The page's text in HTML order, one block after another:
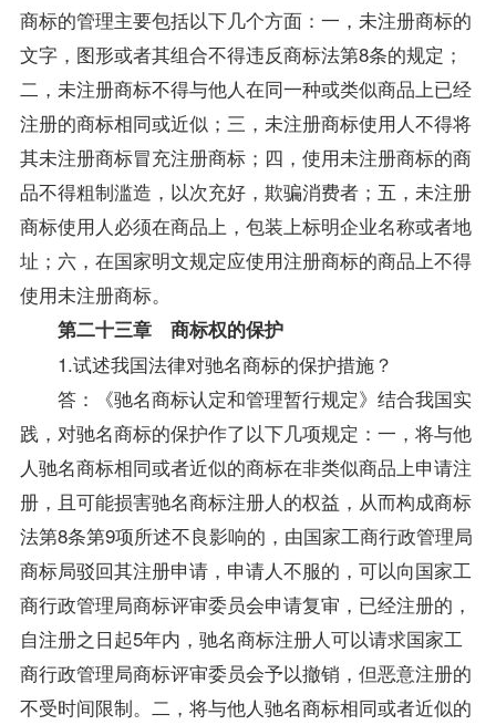
商标的管理主要包括以下几个方面：一，未注册商标的
文字，图形或者其组合不得违反商标法第8条的规定；
二，未注册商标不得与他人在同一种或类似商品上已经
注册的商标相同或近似；三，未注册商标使用人不得将
其未注册商标冒充注册商标；四，使用未注册商标的商
品不得粗制滥造，以次充好，欺骗消费者；五，未注册
商标使用人必须在商品上，包装上标明企业名称或者地
址；六，在国家明文规定应使用注册商标的商品上不得
使用未注册商标。
第二十三章 商标权的保护
1.试述我国法律对驰名商标的保护措施？
答：《驰名商标认定和管理暂行规定》结合我国实
践，对驰名商标的保护作了以下几项规定：一，将与他
人驰名商标相同或者近似的商标在非类似商品上申请注
册，且可能损害驰名商标注册人的权益，从而构成商标
法第8条第9项所述不良影响的，由国家工商行政管理局
商标局驳回其注册申请，申请人不服的，可以向国家工
商行政管理局商标评审委员会申请复审，已经注册的，
自注册之日起5年内，驰名商标注册人可以请求国家工
商行政管理局商标评审委员会予以撤销，但恶意注册的
不受时间限制。二，将与他人驰名商标相同或者近似的